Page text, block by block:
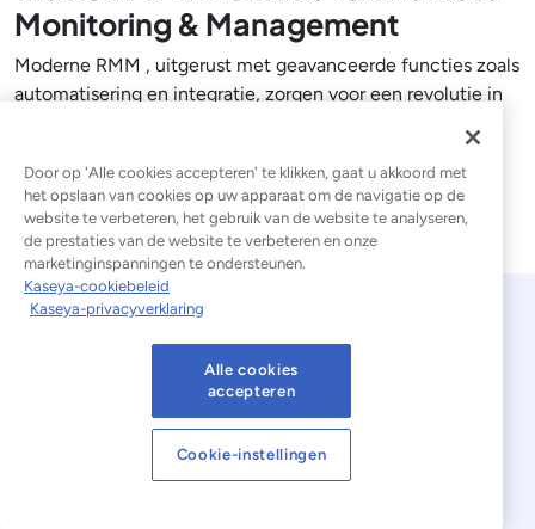
Monitoring & Management
Moderne RMM , uitgerust met geavanceerde functies zoals
automatisering en integratie, zorgen voor een revolutie in
Lees blogbericht
© 2026 Kaseya. Alle rechten voorbehouden.
Door op 'Alle cookies accepteren' te klikken, gaat u akkoord met
het opslaan van cookies op uw apparaat om de navigatie op de
website te verbeteren, het gebruik van de website te analyseren,
de prestaties van de website te verbeteren en onze
marketinginspanningen te ondersteunen.
Kaseya-cookiebeleid
Kaseya-privacyverklaring
Alle cookies
accepteren
Cookie-instellingen